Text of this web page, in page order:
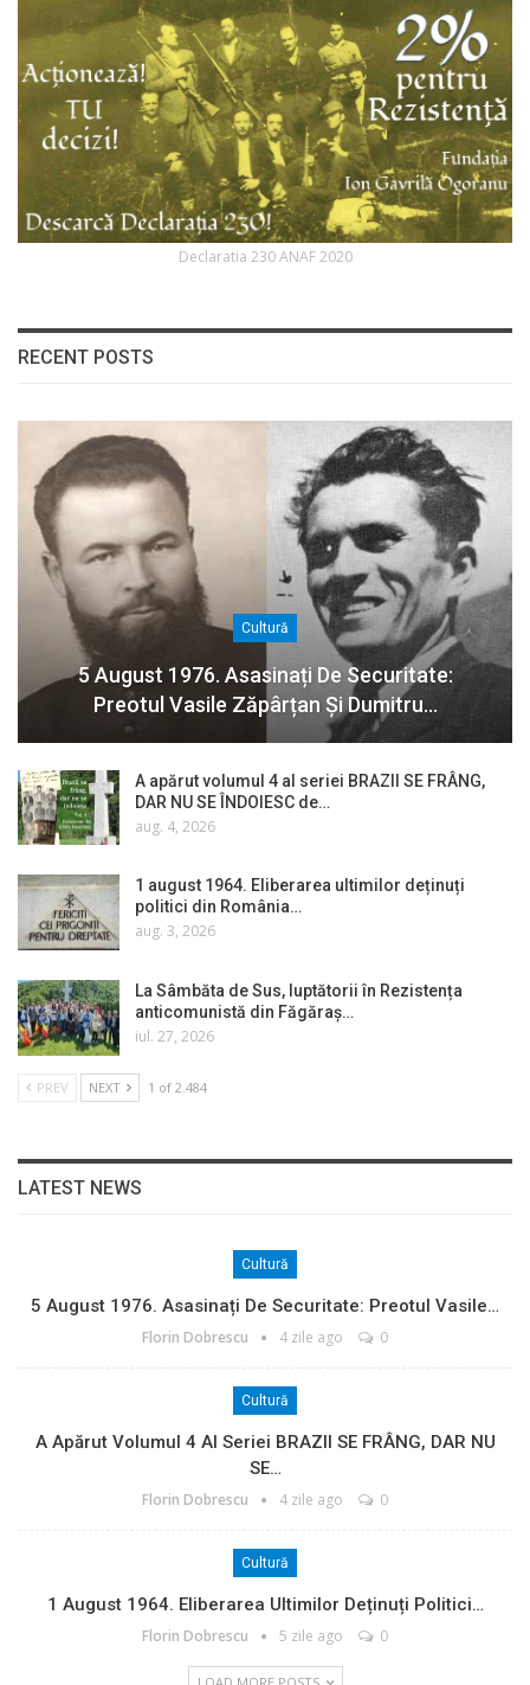
Declaratia 230 ANAF 2020
RECENT POSTS
Cultură
5 August 1976. Asasinați De Securitate:
Preotul Vasile Zăpârțan Și Dumitru…
A apărut volumul 4 al seriei BRAZII SE FRÂNG,
DAR NU SE ÎNDOIESC de…
aug. 4, 2026
1 august 1964. Eliberarea ultimilor deținuți
politici din România…
aug. 3, 2026
La Sâmbăta de Sus, luptătorii în Rezistența
anticomunistă din Făgăraș…
iul. 27, 2026
PREV NEXT 1 of 2.484
LATEST NEWS
Cultură
5 August 1976. Asasinați De Securitate: Preotul Vasile…
Florin Dobrescu 4 zile ago 0
Cultură
A Apărut Volumul 4 Al Seriei BRAZII SE FRÂNG, DAR NU
SE…
Florin Dobrescu 4 zile ago 0
Cultură
1 August 1964. Eliberarea Ultimilor Deținuți Politici…
Florin Dobrescu 5 zile ago 0